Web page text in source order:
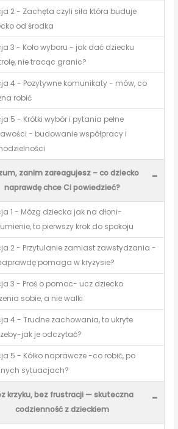
2 - Zachęta czyli siła która buduje
od środka
3 - Koło wyboru - jak dać dziecku
nie tracąc granic?
4 - Pozytywne komunikaty - mów, co
robić
5 - Krótki wybór i pytania pełne
- budowanie współpracy i
zanim zareagujesz – co dziecko
naprawdę chce Ci powiedzieć?
-
1 - Mózg dziecka jak na dłoni-
to pierwszy krok do spokoju
2 - Przytulanie zamiast zawstydzania -
pomaga w kryzysie?
3 - Proś o pomoc- ucz dziecko
sobie, a nie walki
4 - Trudne zachowania, to ukryte
jak je odczytać?
5 - Kółko naprawcze -co robić, po
sytuacjach?
krzyku, bez frustracji — skuteczna
codzienność z dzieckiem
-